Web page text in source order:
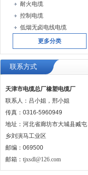
耐火电缆
控制电缆
低烟无卤电线电缆
更多分类
联系方式
天津市电缆总厂橡塑电缆厂
联系人：吕小姐，邢小姐
传真：0316-5960949
地址：河北省廊坊市大城县臧屯
乡刘演马工业区
邮编：069500
邮箱： tjxsdl@126.com